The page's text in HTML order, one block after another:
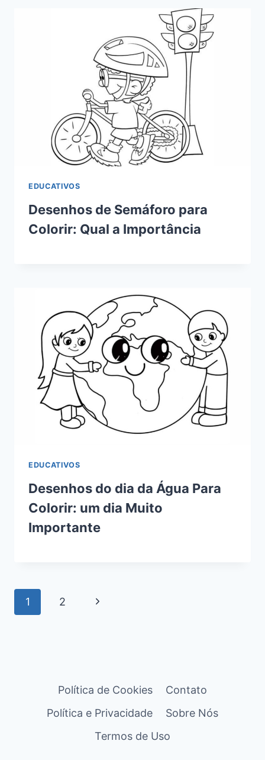
EDUCATIVOS
Desenhos de Semáforo para
Colorir: Qual a Importância
EDUCATIVOS
Desenhos do dia da Água Para
Colorir: um dia Muito
Importante
Navegação
1 2
Página
Política de Cookies
Contato
Política e Privacidade
Sobre Nós
Termos de Uso